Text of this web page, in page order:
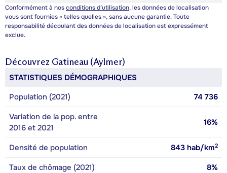
Conformément à nosconditions d’utilisation, les données de localisation
vous sont fournies « telles quelles », sans aucune garantie. Toute
responsabilité découlant des données de localisation est expressément
exclue.
Découvrez Gatineau (Aylmer)
STATISTIQUES DÉMOGRAPHIQUES
Population (2021)
74 736
Variation de la pop. entre
2016 et 2021
16%
Densité de population 843 hab/km2
Taux de chômage (2021) 8%